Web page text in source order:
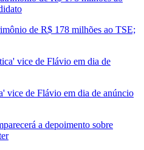
de R$ 178 milhões ao TSE;
vice de Flávio em dia de anúncio